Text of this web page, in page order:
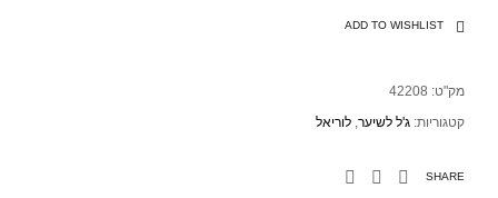
ADD TO WISHLIST
מק"ט: 42208
קטגוריות: ג'ל לשיער, לוריאל
SHARE